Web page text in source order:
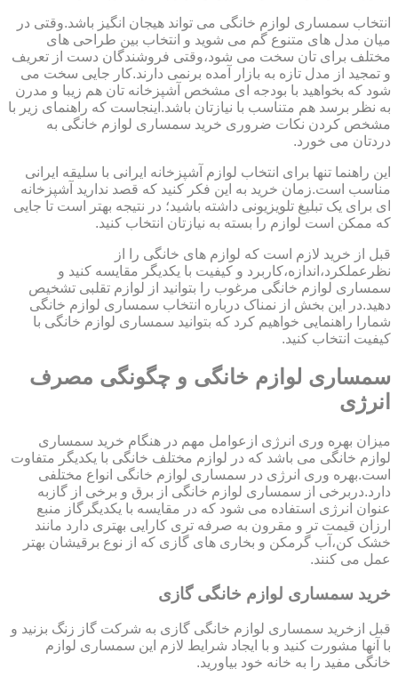
انتخاب سمساری لوازم خانگی می تواند هیجان انگیز باشد.وقتی در
میان مدل های متنوع گم می شوید و انتخاب بین طراحی های
مختلف برای تان سخت می شود،وقتی فروشندگان دست از تعریف
و تمجید از مدل تازه به بازار آمده برنمی دارند.کار جایی سخت می
شود که بخواهید با بودجه ای مشخص آشپزخانه تان هم زیبا و مدرن
به نظر برسد هم متناسب با نیازتان باشد.اینجاست که راهنمای زیر با
مشخص کردن نکات ضروری خرید سمساری لوازم خانگی به
دردتان می خورد.
این راهنما تنها برای انتخاب لوازم آشپزخانه ایرانی با سلیقه ایرانی
مناسب است.زمان خرید به این فکر کنید که قصد ندارید آشپزخانه
ای برای یک تبلیغ تلویزیونی داشته باشید؛ در نتیجه بهتر است تا جایی
که ممکن است لوازم را بسته به نیازتان انتخاب کنید.
قبل از خرید لازم است که لوازم های خانگی را از
نظرعملکرد،اندازه،کاربرد و کیفیت با یکدیگر مقایسه کنید و
سمساری لوازم خانگی مرغوب را بتوانید از لوازم تقلبی تشخیص
دهید.در این بخش از نمناک درباره انتخاب سمساری لوازم خانگی
شمارا راهنمایی خواهیم کرد که بتوانید سمساری لوازم خانگی با
کیفیت انتخاب کنید.
سمساری لوازم خانگی و چگونگی مصرف
انرژی
میزان بهره وری انرژی ازعوامل مهم در هنگام خرید سمساری
لوازم خانگی می باشد که در لوازم مختلف خانگی با یکدیگر متفاوت
است.بهره وری انرژی در سمساری لوازم خانگی انواع مختلفی
دارد.دربرخی از سمساری لوازم خانگی از برق و برخی از گازبه
عنوان انرژی استفاده می شود که در مقایسه با یکدیگرگاز منبع
ارزان قیمت تر و مقرون به صرفه تری کارایی بهتری دارد مانند
خشک کن،آب گرمکن و بخاری های گازی که از نوع برقیشان بهتر
عمل می کنند.
خرید سمساری لوازم خانگی گازی
قبل ازخرید سمساری لوازم خانگی گازی به شرکت گاز زنگ بزنید و
با آنها مشورت کنید و با ایجاد شرایط لازم این سمساری لوازم
خانگی مفید را به خانه خود بیاورید.